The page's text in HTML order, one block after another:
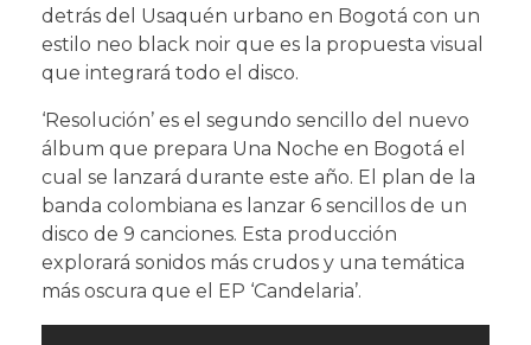
detrás del Usaquén urbano en Bogotá con un
estilo neo black noir que es la propuesta visual
que integrará todo el disco.
‘Resolución’ es el segundo sencillo del nuevo
álbum que prepara Una Noche en Bogotá el
cual se lanzará durante este año. El plan de la
banda colombiana es lanzar 6 sencillos de un
disco de 9 canciones. Esta producción
explorará sonidos más crudos y una temática
más oscura que el EP ‘Candelaria’.